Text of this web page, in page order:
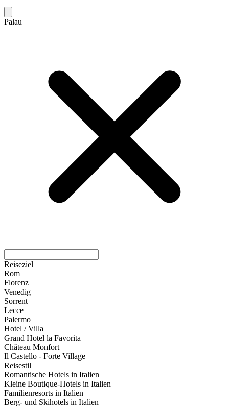
Palau
Reiseziel
Rom
Florenz
Venedig
Sorrent
Lecce
Palermo
Hotel / Villa
Grand Hotel la Favorita
Château Monfort
Il Castello - Forte Village
Reisestil
Romantische Hotels in Italien
Kleine Boutique-Hotels in Italien
Familienresorts in Italien
Berg- und Skihotels in Italien